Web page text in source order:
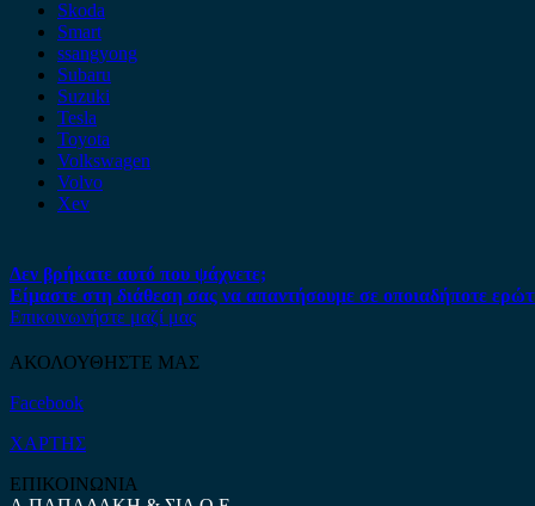
Skoda
Smart
ssangyong
Subaru
Suzuki
Tesla
Toyota
Volkswagen
Volvo
Xev
Δεν βρήκατε αυτό που ψάχνετε;
Είμαστε στη διάθεση σας να απαντήσουμε σε οποιαδήποτε
Επικοινωνήστε μαζί μας
ΑΚΟΛΟΥΘΗΣΤΕ ΜΑΣ
Facebook
ΧΑΡΤΗΣ
ΕΠΙΚΟΙΝΩΝΙΑ